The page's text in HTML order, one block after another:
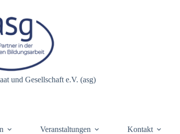
und Gesellschaft e.V. (asg)
Veranstaltungen Kontakt